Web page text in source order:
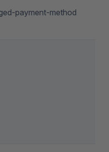
payment-method